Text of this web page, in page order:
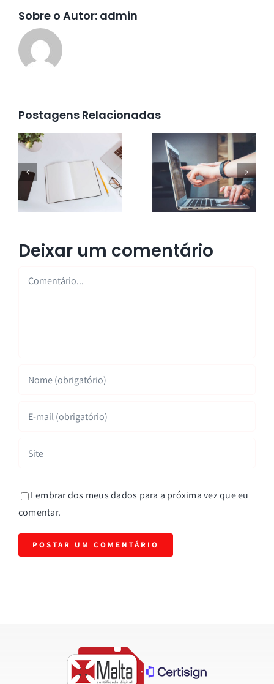
Sobre o Autor: admin
Postagens Relacionadas
Deixar um comentário
Comentário
Lembrar dos meus dados para a próxima vez que eu
comentar.